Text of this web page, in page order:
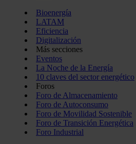
Bioenergía
LATAM
Eficiencia
Digitalización
Más secciones
Eventos
La Noche de la Energía
10 claves del sector energético
Foros
Foro de Almacenamiento
Foro de Autoconsumo
Foro de Movilidad Sostenible
Foro de Transición Energética
Foro Industrial